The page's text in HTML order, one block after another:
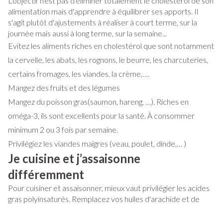
alimentation mais d'apprendre à équilibrer ses apports. Il
s'agit plutôt d'ajustements à réaliser à court terme, sur la
journée mais aussi à long terme, sur la semaine...
Evitez les aliments riches en cholestérol que sont notamment
la cervelle, les abats, les rognons, le beurre, les charcuteries,
certains fromages, les viandes, la crème,….
Mangez des fruits et des légumes
Mangez du poisson gras(saumon, hareng, …). Riches en
oméga-3, ils sont excellents pour la santé. À consommer
minimum 2 ou 3 fois par semaine.
Privilégiez les viandes maigres (veau, poulet, dinde,… )
Je cuisine et j’assaisonne
différemment
Pour cuisiner et assaisonner, mieux vaut privilégier les acides
gras polyinsaturés. Remplacez vos huiles d'arachide et de